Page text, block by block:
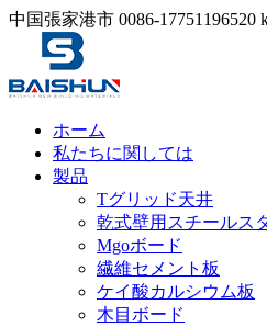
中国張家港市 0086-17751196520
ホーム
私たちに関しては
製品
Tグリッド天井
乾式壁用スチールス
Mgoボード
繊維セメント板
ケイ酸カルシウム板
木目ボード